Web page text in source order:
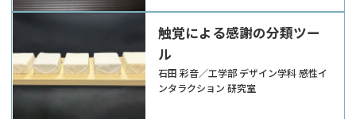
触覚による感謝の分類ツー
ル
石田 彩音／工学部 デザイン学科 感性イ
ンタラクション 研究室